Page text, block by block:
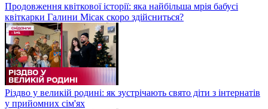
Продовження квіткової історії: яка найбільша мрія бабусі
квіткарки Галини Місак скоро здійсниться?
Різдво у великій родині: як зустрічають свято діти з інтернатів
у прийомних сім'ях